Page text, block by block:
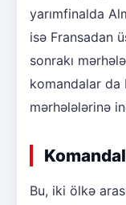
yarımfinalda
isə Fransadan
sonrakı
komandalar da
mərhələlərinə
Bu, iki ölkə